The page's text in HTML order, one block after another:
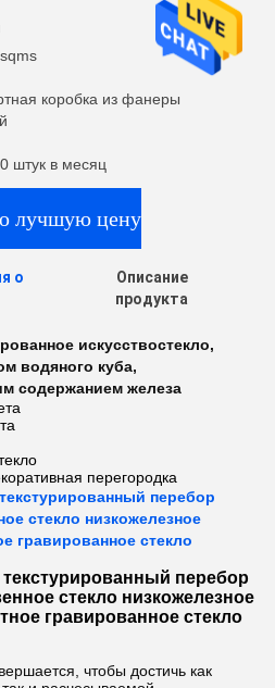
коробка из фанеры
штук в месяц
лучшую цену
о
Описание
продукта
искусствостекло,
водяного куба,
содержанием железа
перегородка
перебор
стекло низкожелезное
гравированное стекло
перебор
стекло низкожелезное
гравированное стекло
чтобы достичь как